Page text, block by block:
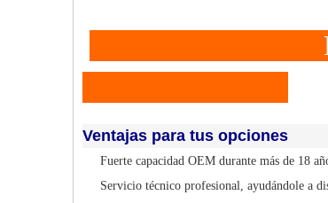
POR QUÉ
Ventajas para tus opciones
Fuerte capacidad OEM durante más de 18
Servicio técnico profesional, ayudándole a